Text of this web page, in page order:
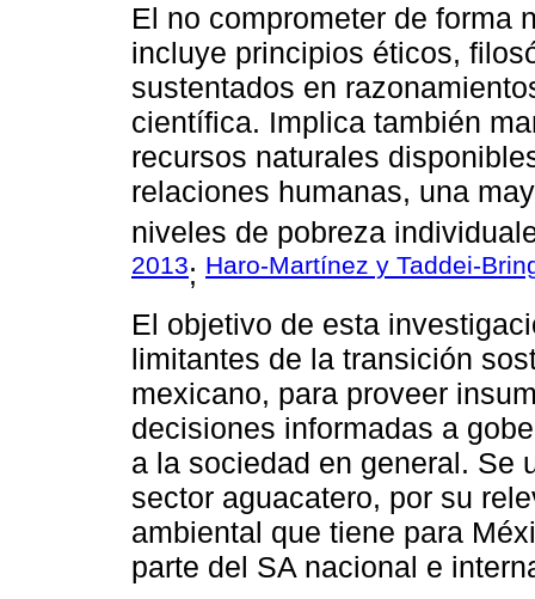
El no comprometer de forma
incluye principios éticos,
sustentados en
científica. Implica también
recursos naturales
relaciones humanas, una
niveles de pobreza
2013; Haro-Martínez y Taddei-
El objetivo de esta
limitantes de la transición
mexicano, para proveer
decisiones informadas a
a la sociedad en general. Se
sector aguacatero, por su
ambiental que tiene para
parte del SA nacional e